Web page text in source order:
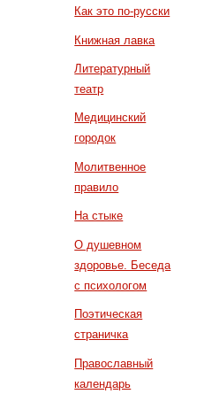
Как это по-русски
Книжная лавка
Литературный
театр
Медицинский
городок
Молитвенное
правило
На стыке
О душевном
здоровье. Беседа
с психологом
Поэтическая
страничка
Православный
календарь